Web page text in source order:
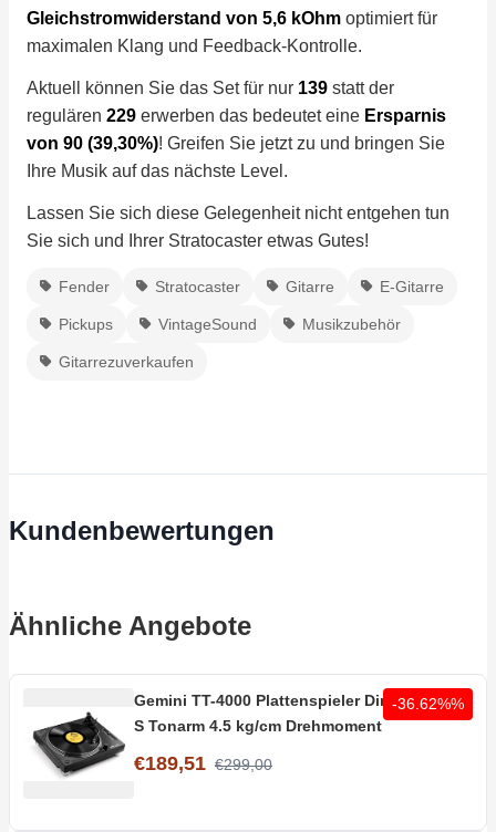
Gleichstromwiderstand von 5,6 kOhm optimiert für
maximalen Klang und Feedback-Kontrolle.
Aktuell können Sie das Set für nur 139 statt der
regulären 229 erwerben das bedeutet eine Ersparnis
von 90 (39,30%)! Greifen Sie jetzt zu und bringen Sie
Ihre Musik auf das nächste Level.
Lassen Sie sich diese Gelegenheit nicht entgehen tun
Sie sich und Ihrer Stratocaster etwas Gutes!
Fender Stratocaster Gitarre E-Gitarre
Pickups VintageSound Musikzubehör
Gitarrezuverkaufen
Kundenbewertungen
Ähnliche Angebote
Gemini TT-4000 Plattenspieler Direktantrieb
S Tonarm 4.5 kg/cm Drehmoment
€189,51 €299,00
-36.62%%